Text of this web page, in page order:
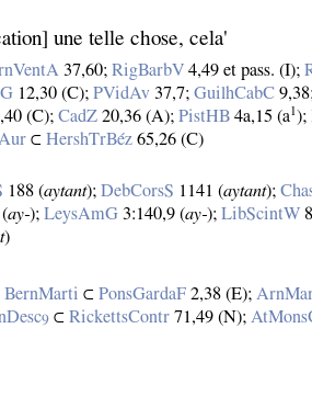
une telle chose, cela'
37,60;RigBarbV 4,49 et pass. (I);
12,30 (C);PVidAv 37,7;GuilhCabC
(C);CadZ 20,36 (A);PistHB 4a,15 (a1);
⊂HershTrBéz 65,26 (C)
188 (aytant);DebCorsS 1141 (aytant);
(ay‑);LeysAmG 3:140,9 (ay‑);LibScintW
)
BernMarti ⊂PonsGardaF 2,38 (E);
9 ⊂RickettsContr 71,49 (N);